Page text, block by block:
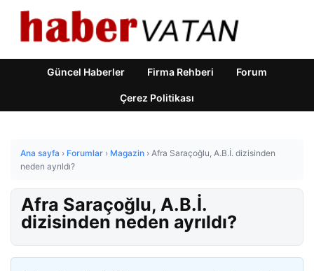
Güncel Haberler Firma Rehberi Forum
Çerez Politikası
Ana sayfa › Forumlar › Magazin › Afra Saraçoğlu, A.B.İ. dizisinden
neden ayrıldı?
Afra Saraçoğlu, A.B.İ.
dizisinden neden ayrıldı?